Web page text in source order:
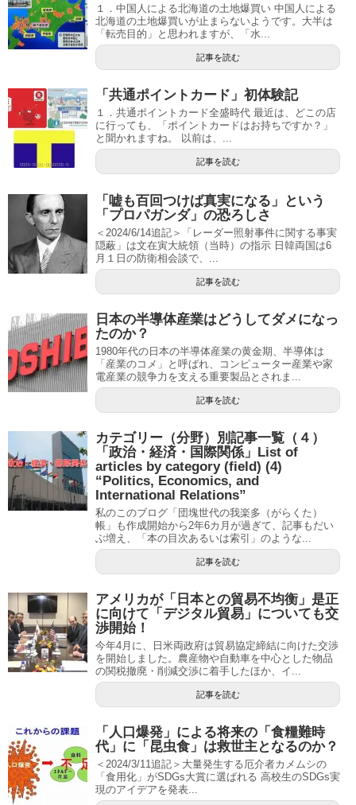
１．中国人による北海道の土地爆買い 中国人による
北海道の土地爆買いが止まらないようです。大半は
「転売目的」と思われますが、「水...
記事を読む
「共通ポイントカード」初体験記
１．共通ポイントカード全盛時代 最近は、どこの店
に行っても、「ポイントカードはお持ちですか？」
と聞かれますね。 以前は、...
記事を読む
「嘘も百回つけば真実になる」という
「プロパガンダ」の恐ろしさ
＜2024/6/14追記＞「レーダー照射事件に関する事実
隠蔽」は文在寅大統領（当時）の指示 日韓両国は6
月１日の防衛相会談で、...
記事を読む
日本の半導体産業はどうしてダメになっ
たのか？
1980年代の日本の半導体産業の黄金期、半導体は
「産業のコメ」と呼ばれ、コンピューター産業や家
電産業の競争力を支える重要製品とされま...
記事を読む
カテゴリー（分野）別記事一覧（４）
「政治・経済・国際関係」List of
articles by category (field) (4)
“Politics, Economics, and
International Relations”
私のこのブログ「団塊世代の我楽多（がらくた）
帳」も作成開始から2年6カ月が過ぎて、記事もだい
ぶ増え、「本の目次あるいは索引」のような...
記事を読む
アメリカが「日本との貿易不均衡」是正
に向けて「デジタル貿易」についても交
渉開始！
今年4月に、日米両政府は貿易協定締結に向けた交渉
を開始しました。農産物や自動車を中心とした物品
の関税撤廃・削減交渉に着手したほか、イ...
記事を読む
「人口爆発」による将来の「食糧難時
代」に「昆虫食」は救世主となるのか？
＜2024/3/11追記＞大量発生する厄介者カメムシの
「食用化」がSDGs大賞に選ばれる 高校生のSDGs実
現のアイデアを発表...